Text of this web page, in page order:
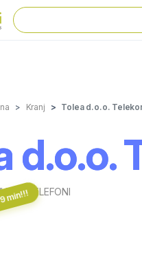
Kranj Tolea d.o.o.
d.o.o.
TELEFONI
min!!!